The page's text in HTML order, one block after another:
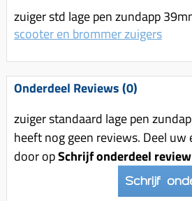
Waterpomp (delen)
Variorolsets
Variateur (delen)
Variokit
Remschijven
Voorrem kabel
Voorvork
Wiel (delen)
Zadel
Standaard
Kickstart (delen)
Accessoires overig
Zadel
Gereedschap
Speednut
zuiger std lage pen zundapp
scooter en brommer zuigers
Onderdeel Reviews (0)
zuiger standaard lage pen
heeft nog geen reviews. Deel
door opSchrijf onderdeel review
Schrijf